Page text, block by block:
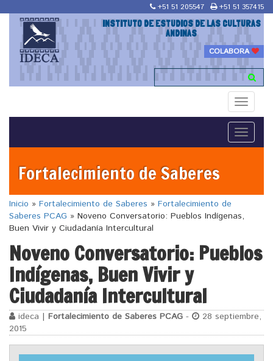
+51 51 205547 +51 51 357415
INSTITUTO DE ESTUDIOS DE LAS CULTURAS
ANDINAS
COLABORA
Toggle
Toggle
Fortalecimiento de Saberes
Inicio » Fortalecimiento de Saberes » Fortalecimiento de
Saberes PCAG » Noveno Conversatorio: Pueblos Indígenas,
Buen Vivir y Ciudadanía Intercultural
Noveno Conversatorio: Pueblos
Indígenas, Buen Vivir y
Ciudadanía Intercultural
ideca | Fortalecimiento de Saberes PCAG -
28 septiembre,
2015